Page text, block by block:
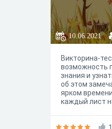
Гульчачак,
Ильина
Динара.
10.06.2021
Викторина-
возможность
знания и
об этом
ярком
каждый лист